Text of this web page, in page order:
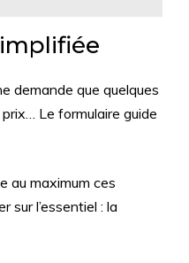
demande que quelques
Le formulaire guide
au maximum ces
sur l’essentiel : la